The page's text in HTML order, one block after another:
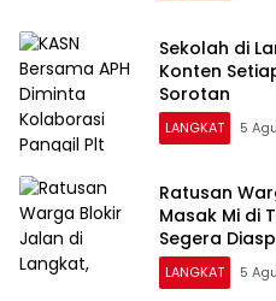
Sekolah di
Konten
Sorotan
LANGKAT 5
Ratusan
Masak Mi di
Segera
LANGKAT 5